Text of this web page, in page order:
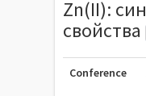
Zn(II):
свойства
Conference